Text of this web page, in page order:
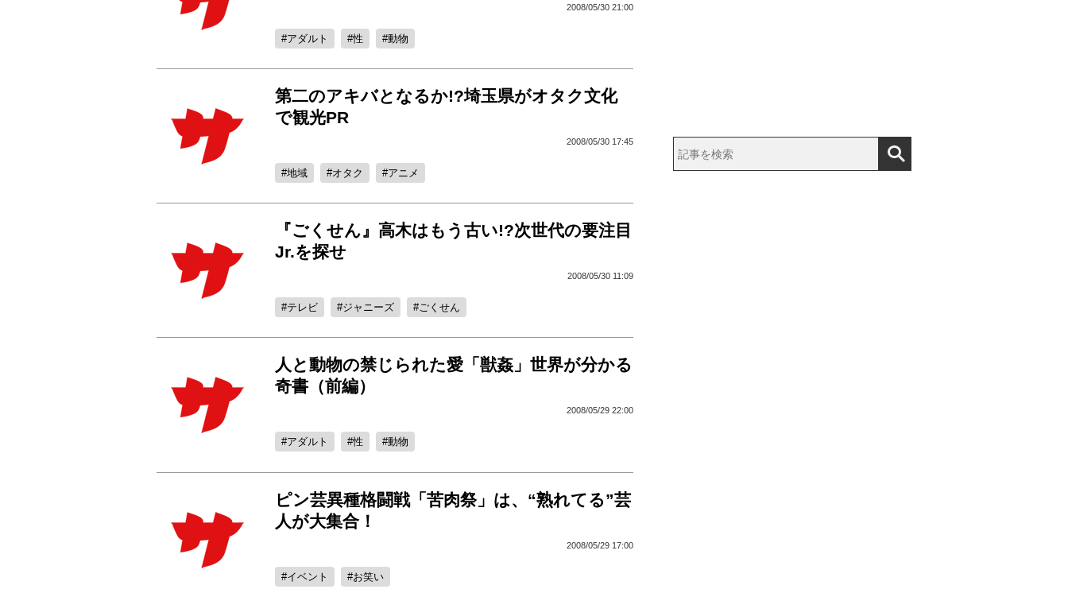
2008/05/30 21:00
アダルト 性 動物
第二のアキバとなるか!?埼玉県がオタク文化
で観光PR
2008/05/30 17:45
地域 オタク アニメ
『ごくせん』高木はもう古い!?次世代の要注目
Jr.を探せ
2008/05/30 11:09
テレビ ジャニーズ ごくせん
人と動物の禁じられた愛「獣姦」世界が分かる
奇書（前編）
2008/05/29 22:00
アダルト 性 動物
ピン芸異種格闘戦「苦肉祭」は、“熟れてる”芸
人が大集合！
2008/05/29 17:00
イベント お笑い